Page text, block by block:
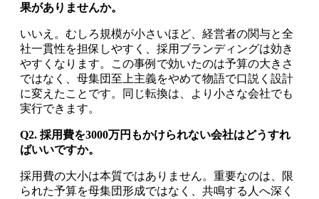
果がありませんか。
いいえ。むしろ規模が小さいほど、経営者の関与と全
社一貫性を担保しやすく、採用ブランディングは効き
やすくなります。この事例で効いたのは予算の大きさ
ではなく、母集団至上主義をやめて物語で口説く設計
に変えたことです。同じ転換は、より小さな会社でも
実行できます。
Q2. 採用費を3000万円もかけられない会社はどうすれ
ばいいですか。
採用費の大小は本質ではありません。重要なのは、限
られた予算を母集団形成ではなく、共鳴する人へ深く